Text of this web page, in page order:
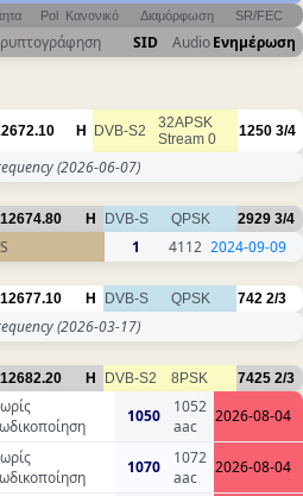
Pol Κανονικό Διαμόρφωση SR/FEC
SID AudioΕνημέρωση
H DVB-S2
32APSK
Stream 0
1250 3/4
(2026-06-07)
12674.80 H DVB-S QPSK 2929 3/4
1 4112 2024-09-09
12677.10 H DVB-S QPSK 742 2/3
(2026-03-17)
12682.20 H DVB-S2 8PSK 7425 2/3
1050
1052
aac
2026-08-04
1070
1072
aac
2026-08-04